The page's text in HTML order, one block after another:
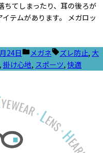
ちてしまったり、耳の後ろが
テムがあります。 メガロッ
24日
カ
テ
メガネ
タ
グ:
ズレ防止, 大
, 掛け心地, スポーツ, 快適